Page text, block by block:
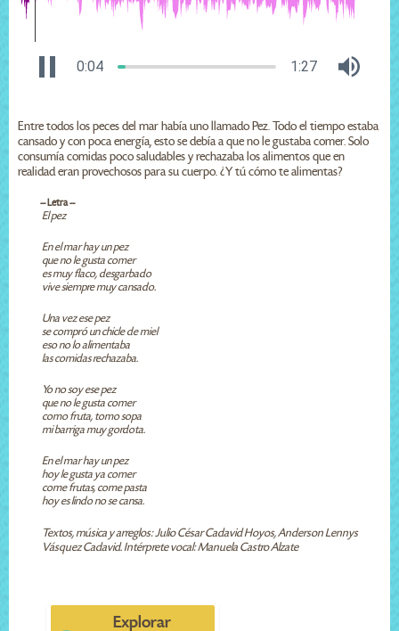
0:04 1:27
Entre todos los peces del mar había uno llamado Pez. Todo el tiempo estaba
cansado y con poca energía, esto se debía a que no le gustaba comer. Solo
consumía comidas poco saludables y rechazaba los alimentos que en
realidad eran provechosos para su cuerpo. ¿Y tú cómo te alimentas?
-- Letra --
El pez
En el mar hay un pez
que no le gusta comer
es muy flaco, desgarbado
vive siempre muy cansado.
Una vez ese pez
se compró un chicle de miel
eso no lo alimentaba
las comidas rechazaba.
Yo no soy ese pez
que no le gusta comer
como fruta, tomo sopa
mi barriga muy gordota.
En el mar hay un pez
hoy le gusta ya comer
come frutas, come pasta
hoy es lindo no se cansa.
Textos, música y arreglos: Julio César Cadavid Hoyos, Anderson Lennys
Vásquez Cadavid. Intérprete vocal: Manuela Castro Alzate
Explorar